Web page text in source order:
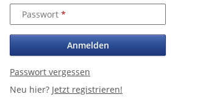
Passwort
Anmelden
Passwort vergessen
Neu hier? Jetzt registrieren!